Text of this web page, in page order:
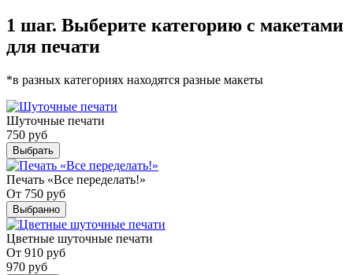
1 шаг. Выберите категорию с макетами
для печати
*в разных категориях находятся разные макеты
Шуточные печати
750 руб
Выбрать
Печать «Все переделать!»
От 750 руб
Выбранно
Цветные шуточные печати
От 910 руб
970 руб